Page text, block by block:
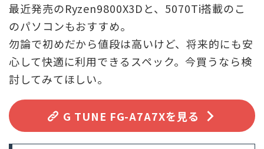
最近発売のRyzen9800X3Dと、5070Ti搭載のこ
のパソコンもおすすめ。
勿論で初めだから値段は高いけど、将来的にも安
心して快適に利用できるスペック。今買うなら検
討してみてほしい。
G TUNE FG-A7A7Xを見る